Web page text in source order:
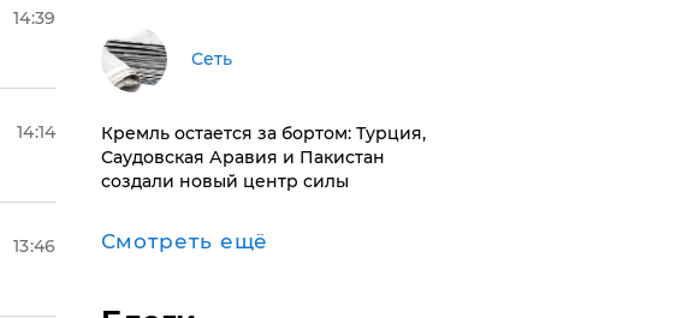
14:39
14:14
13:46
Сеть
​Кремль остается за бортом: Турция,
Саудовская Аравия и Пакистан
создали новый центр силы
Смотреть ещё